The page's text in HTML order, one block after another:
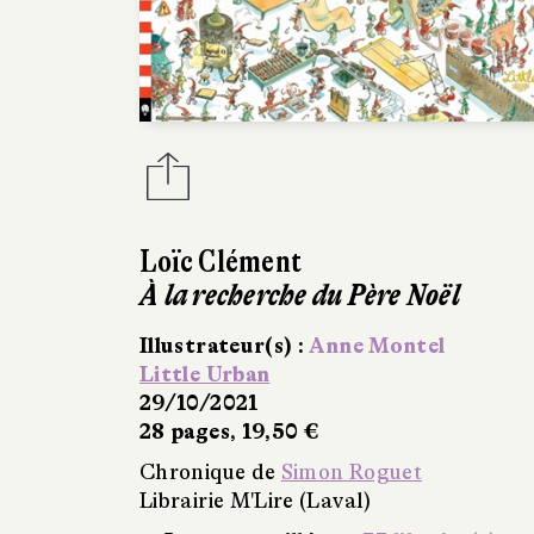
Loïc Clément
À la recherche du Père Noël
Illustrateur(s) :Anne Montel
Little Urban
29/10/2021
28 pages, 19,50 €
Chronique de Simon Roguet
Librairie M'Lire (Laval)